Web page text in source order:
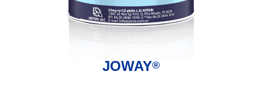
JOWAY®